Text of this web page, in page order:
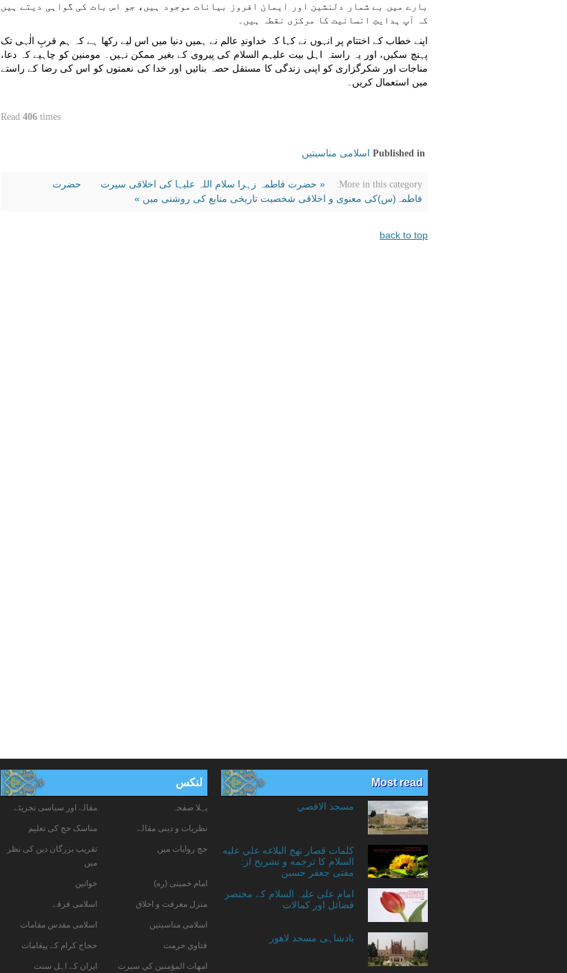
بارے میں بے شمار دلنشین اور ایمان افروز بیانات موجود ہیں، جو اس بات کی گواہی دیتے ہیں
کہ آپ ہدایتِ انسانیت کا مرکزی نقطہ ہیں۔
اپنے خطاب کے اختتام پر انہوں نے کہا کہ خداوندِ عالم نے ہمیں دنیا میں اس لیے رکھا ہے کہ ہم قربِ الٰہی تک
پہنچ سکیں، اور یہ راستہ اہل بیت علیہم‌ السلام کی پیروی کے بغیر ممکن نہیں۔ مومنین کو چاہیے کہ دعا،
مناجات اور شکرگزاری کو اپنی زندگی کا مستقل حصہ بنائیں اور خدا کی نعمتوں کو اس کی رضا کے راستے
میں استعمال کریں۔
Read406 times
Published in اسلامی مناسبتیں
More in this category: « حضرت فاطمہ زہرا سلام اللہ علیہا کی اخلاقی سیرت
حضرت
فاطمہ(س)کی معنوی و اخلاقی شخصیت تاریخی منابع کی روشنی میں »
back to top
Most read
مسجد الاقصي
کلمات قصار نهج البلاغه علي عليه
السلام کا ترجمه و تشریح از:
مفتی جعفر حسین
امام علی علیہ السلام کے مختصر
فضائل اور کمالات
بادشاہی مسجد لاهور
لنکس
پہلا صفحہ مقالے اور سیاسی تجزیئے
نظریات و دینی مقالے مناسک حج کی تعلیم
حج روایات میں
تقریب بزرگان دین کی نظر
میں
امام خمینی (ره) خواتين
منزل معرفت و اخلاق اسلامی فرقے
اسلامی مناسبتیں اسلامی مقدس مقامات
فتاوي حرمت حجاج کرام کے پیغامات
امهات المؤمنين كي سيرت ایران کے اہل سنت